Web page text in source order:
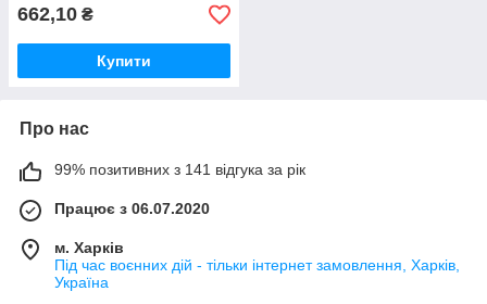
662,10 ₴
Купити
Про нас
99% позитивних з 141 відгука за рік
Працює з 06.07.2020
м. Харків
Під час воєнних дій - тільки інтернет замовлення, Харків,
Україна